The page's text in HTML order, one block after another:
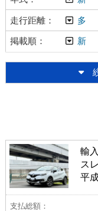
走行距離 多
掲載順 新
ミニバン・ワンボッ
ワゴン(2) SUV
メーカーから選ぶ
輸
ス
平
支払総額